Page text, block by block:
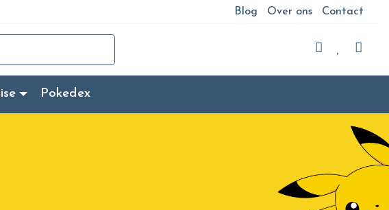
Blog Over ons Contact
Pokedex